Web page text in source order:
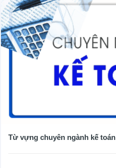
Từ vựng chuyên ngành kế toán